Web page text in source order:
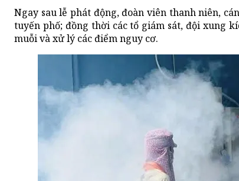
Ngay sau lễ phát động, đoàn viên thanh niên,
tuyến phố; đồng thời các tổ giám sát, đội xung
muỗi và xử lý các điểm nguy cơ.